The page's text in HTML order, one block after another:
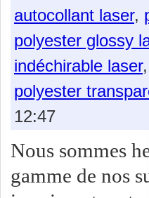
autocollant laser,
polyester glossy
indéchirable laser,
polyester
12:47
Nous sommes
gamme de nos